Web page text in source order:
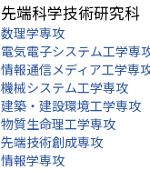
先端科学技術研究科
数理学専攻
電気電子システム工学専
情報通信メディア工学専
機械システム工学専攻
建築・建設環境工学専攻
物質生命理工学専攻
先端技術創成専攻
情報学専攻